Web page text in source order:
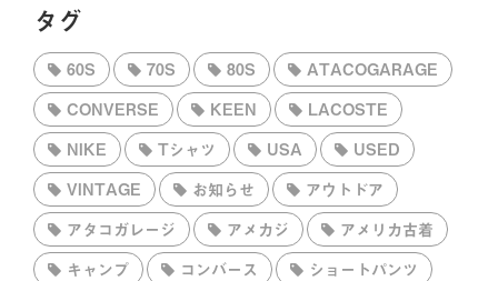
タグ
60S 70S 80S
ATACOGARAGE
CONVERSE
KEEN
LACOSTE
NIKE
Tシャツ USA
USED
VINTAGE
お知らせ
アウトドア
アタコガレージ
アメカジ
アメリカ古着
キャンプ
コンバース
ショートパンツ